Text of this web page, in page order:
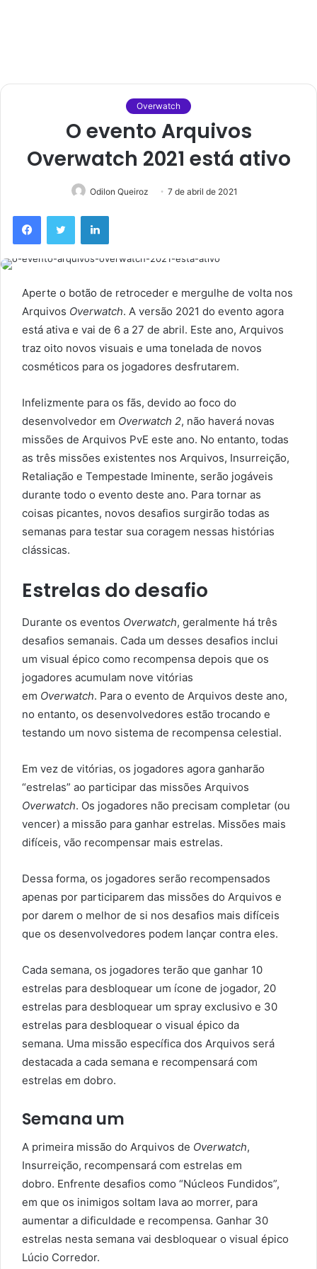
Overwatch
O evento Arquivos
Overwatch 2021 está ativo
Odilon Queiroz 7 de abril de 2021
FacebookTwitter Linkedin
Aperte o botão de retroceder e mergulhe de volta nos
Arquivos Overwatch. A versão 2021 do evento agora
está ativa e vai de 6 a 27 de abril. Este ano, Arquivos
traz oito novos visuais e uma tonelada de novos
cosméticos para os jogadores desfrutarem.
Infelizmente para os fãs, devido ao foco do
desenvolvedor em Overwatch 2, não haverá novas
missões de Arquivos PvE este ano. No entanto, todas
as três missões existentes nos Arquivos, Insurreição,
Retaliação e Tempestade Iminente, serão jogáveis ​​
durante todo o evento deste ano. Para tornar as
coisas picantes, novos desafios surgirão todas as
semanas para testar sua coragem nessas histórias
clássicas.
Estrelas do desafio
Durante os eventos Overwatch, geralmente há três
desafios semanais. Cada um desses desafios inclui
um visual épico como recompensa depois que os
jogadores acumulam nove vitórias
em Overwatch. Para o evento de Arquivos deste ano,
no entanto, os desenvolvedores estão trocando e
testando um novo sistema de recompensa celestial.
Em vez de vitórias, os jogadores agora ganharão
“estrelas” ao participar das missões Arquivos
Overwatch. Os jogadores não precisam completar (ou
vencer) a missão para ganhar estrelas. Missões mais
difíceis, vão recompensar mais estrelas.
Dessa forma, os jogadores serão recompensados ​​
apenas por participarem das missões do Arquivos e
por darem o melhor de si nos desafios mais difíceis
que os desenvolvedores podem lançar contra eles.
Cada semana, os jogadores terão que ganhar 10
estrelas para desbloquear um ícone de jogador, 20
estrelas para desbloquear um spray exclusivo e 30
estrelas para desbloquear o visual épico da
semana. Uma missão específica dos Arquivos será
destacada a cada semana e recompensará com
estrelas em dobro.
Semana um
A primeira missão do Arquivos de Overwatch,
Insurreição, recompensará com estrelas em
dobro. Enfrente desafios como “Núcleos Fundidos”,
em que os inimigos soltam lava ao morrer, para
aumentar a dificuldade e recompensa. Ganhar 30
estrelas nesta semana vai desbloquear o visual épico
Lúcio Corredor.